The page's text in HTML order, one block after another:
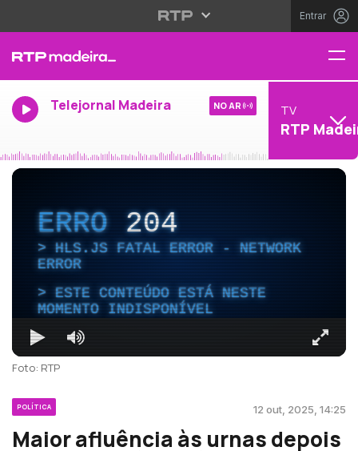
Entrar
Telejornal Madeira NO AR TV
RTP
ERRO204
HLS.JS FATAL ERROR - NETWORK
ERROR
ESTE CONTEÚDO ESTÁ NESTE
MOMENTO INDISPONÍVEL
Foto: RTP
POLÍTICA 12 out, 2025, 14:25
Maior afluência às urnas depois